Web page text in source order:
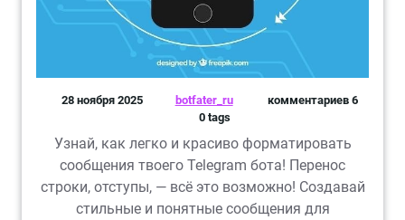
28 ноября 2025 botfater_ru
комментариев 6
0 tags
Узнай, как легко и красиво форматировать
сообщения твоего Telegram бота! Перенос
строки, отступы, — всё это возможно! Создавай
стильные и понятные сообщения для